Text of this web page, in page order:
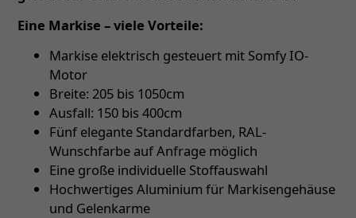
Eine Markise – viele Vorteile:
Markise elektrisch gesteuert mit Somfy IO-
Motor
Breite: 205 bis 1050cm
Ausfall: 150 bis 400cm
Fünf elegante Standardfarben, RAL-
Wunschfarbe auf Anfrage möglich
Eine große individuelle Stoffauswahl
Hochwertiges Aluminium für Markisengehäuse
und Gelenkarme